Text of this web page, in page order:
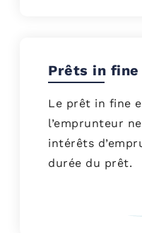
Prêts in fine
Le prêt in fine
l’emprunteur
intérêts
durée du prêt.